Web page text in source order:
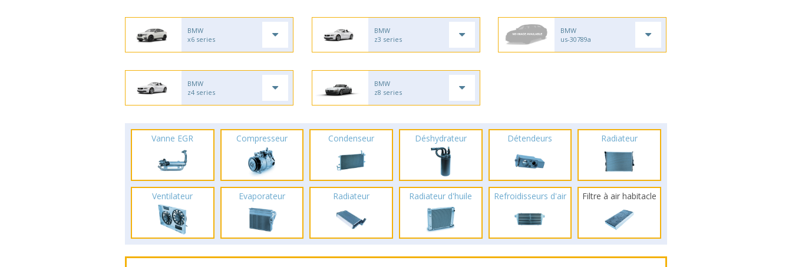
BMW
x6 series
BMW
z3 series
BMW
us-30789a
BMW
z4 series
BMW
z8 series
Vanne EGR Compresseur Condenseur Déshydrateur Détendeurs Radiateur
Ventilateur Evaporateur Radiateur Radiateur d'huile Refroidisseurs d'air Filtre à air habitacle